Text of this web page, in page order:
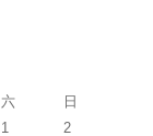
六
日
1
2